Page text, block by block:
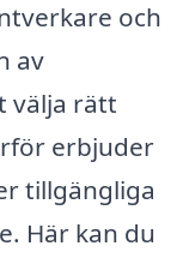
och
av
välja rätt
erbjuder
tillgängliga
Här kan du